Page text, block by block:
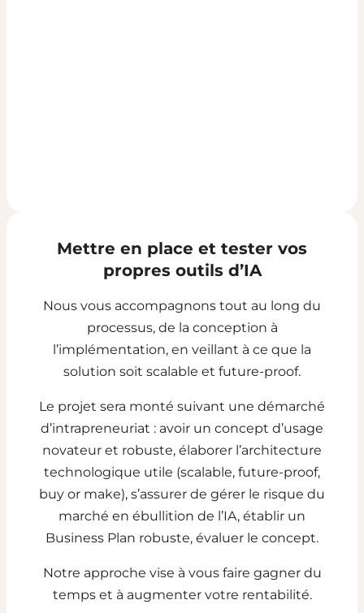
Mettre en place et tester vos
propres outils d’IA
Nous vous accompagnons tout au long du
processus, de la conception à
l’implémentation, en veillant à ce que la
solution soit scalable et future-proof.
Le projet sera monté suivant une démarché
d’intrapreneuriat : avoir un concept d’usage
novateur et robuste, élaborer l’architecture
technologique utile (scalable, future-proof,
buy or make), s’assurer de gérer le risque du
marché en ébullition de l’IA, établir un
Business Plan robuste, évaluer le concept.
Notre approche vise à vous faire gagner du
temps et à augmenter votre rentabilité.